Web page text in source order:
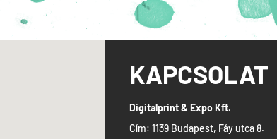
KAPCSOLAT
Digitalprint & Expo Kft.
Cím: 1139 Budapest, Fáy utca 8.